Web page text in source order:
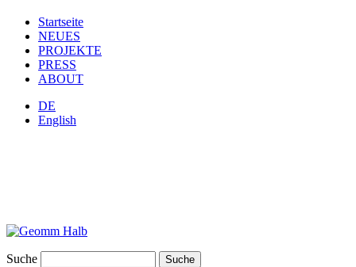
Startseite
NEUES
PROJEKTE
PRESS
ABOUT
DE
English
Suche